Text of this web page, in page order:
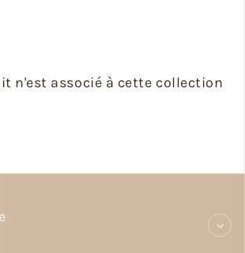
n'est associé à cette collection